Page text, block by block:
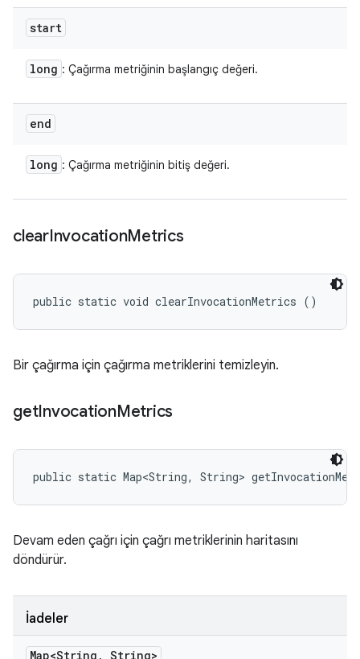
start
long : Çağırma metriğinin başlangıç değeri.
end
long : Çağırma metriğinin bitiş değeri.
clearInvocationMetrics
public static void clearInvocationMetrics ()
Bir çağırma için çağırma metriklerini temizleyin.
getInvocationMetrics
public static Map<String, String>
Devam eden çağrı için çağrı metriklerinin haritasını
döndürür.
İadeler
Map<String , String>